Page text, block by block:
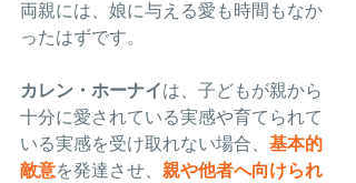
両親には、娘に与える愛も時間もなか
ったはずです。
カレン・ホーナイは、子どもが親から
十分に愛されている実感や育てられて
いる実感を受け取れない場合、 基本的
敵意を発達させ、 親や他者へ向けられ